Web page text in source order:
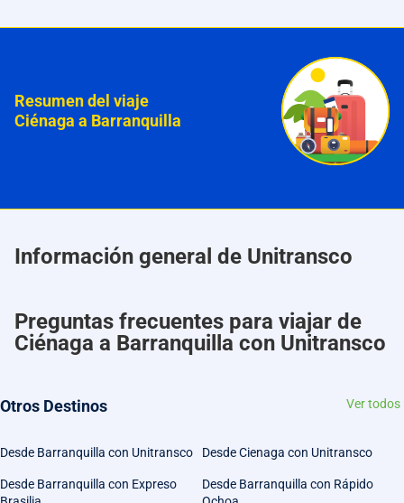
Resumen del viaje
Ciénaga a Barranquilla
Información general de Unitransco
Preguntas frecuentes para viajar de
Ciénaga a Barranquilla con Unitransco
Otros Destinos Ver todos
Desde Barranquilla con Unitransco Desde Cienaga con Unitransco
Desde Barranquilla con Expreso
Desde Barranquilla con Rápido